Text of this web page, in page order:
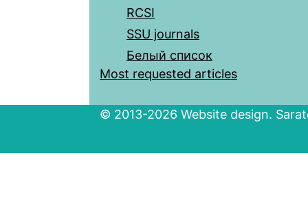
RCSI
SSU journals
Белый список
Most requested articles
© 2013-2026 Website design.